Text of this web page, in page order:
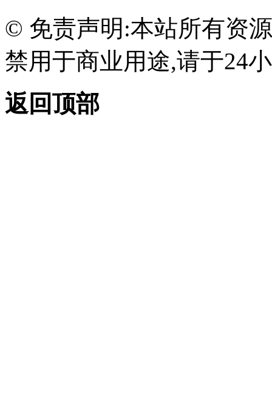
© 免责声明:本站所有资
禁用于商业用途,请于24
返回顶部